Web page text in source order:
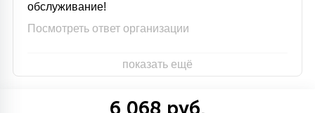
обслуживание!
Посмотреть ответ организации
показать ещё